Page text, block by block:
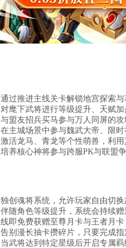
过推进主线关卡解锁地宫探索
麾下武将进行等级提升、天赋
盟友招兵买马参与万人同屏的
主城场景中参与魏武大帝、限
活龙马、青龙等个性萌兽，利
养核心神将参与跨服PK与联盟
创魂将系统，允许玩家自由切
随角色等级提升，系统会持续
即免费获赠至尊月卡与王者月
别漫长抽卡攒碎片，只要完成
武将达到特定星级后开启专属